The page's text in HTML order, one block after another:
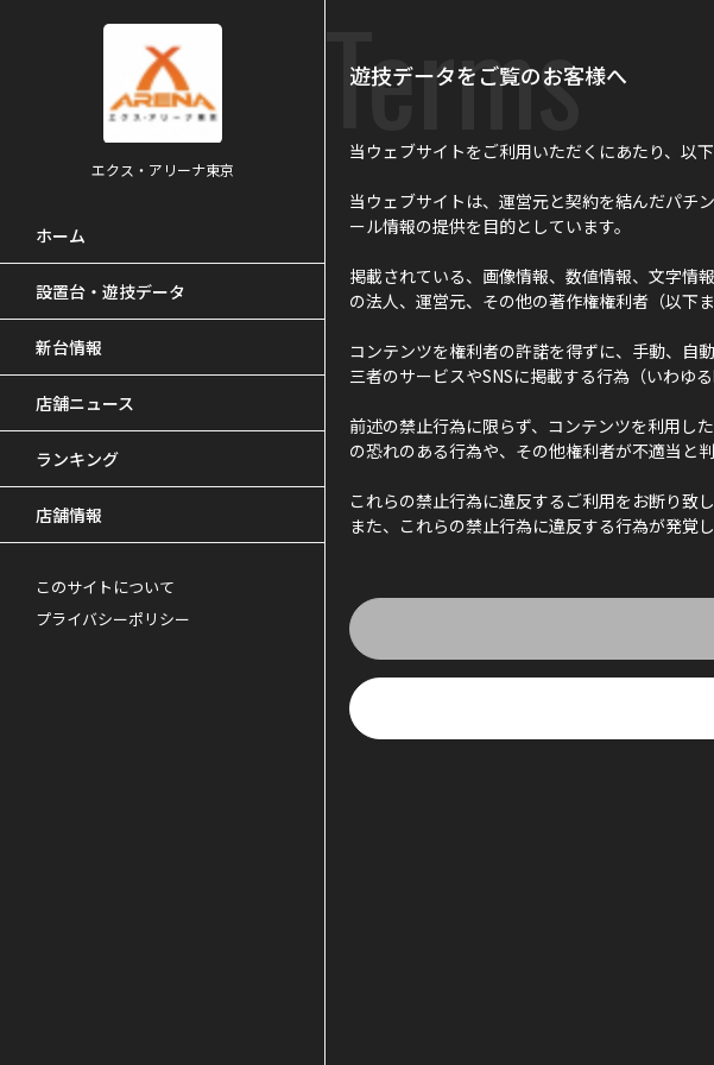
エクス・アリーナ東京
ホーム
設置台・遊技データ
新台情報
店舗ニュース
ランキング
店舗情報
このサイトについて
プライバシーポリシー
Terms
遊技データをご覧のお客様へ
当ウェブサイトをご利用いただくにあたり、以
当ウェブサイトは、運営元と契約を結んだパチ
ール情報の提供を目的としています。
掲載されている、画像情報、数値情報、文字情
の法人、運営元、その他の著作権権利者（以下
コンテンツを権利者の許諾を得ずに、手動、自
三者のサービスやSNSに掲載する行為（いわゆ
前述の禁止行為に限らず、コンテンツを利用し
の恐れのある行為や、その他権利者が不適当と
これらの禁止行為に違反するご利用をお断り致し
また、これらの禁止行為に違反する行為が発覚